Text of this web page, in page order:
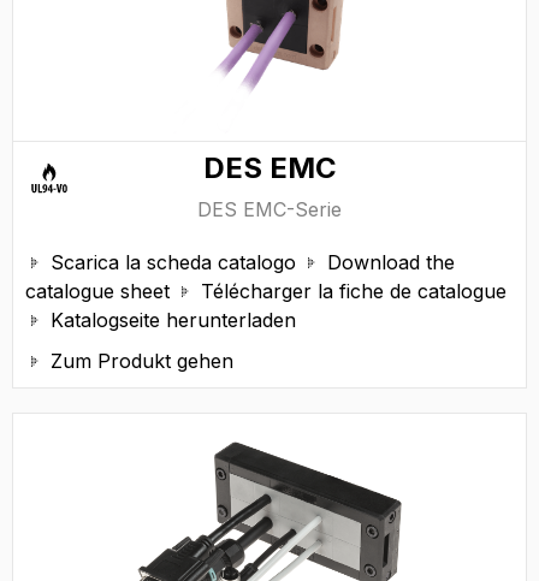
DES EMC
DES EMC-Serie
 Scarica la scheda catalogo 
Download the
catalogue sheet
 Télécharger la fiche de catalogue
 Katalogseite herunterladen
 Zum Produkt gehen